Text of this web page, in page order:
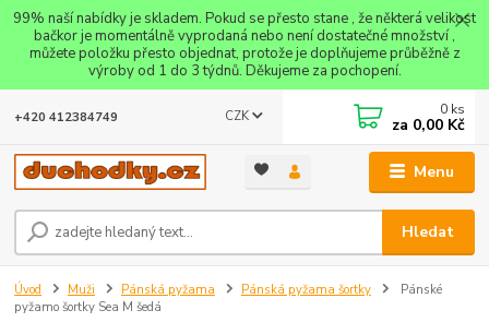
99% naší nabídky je skladem. Pokud se přesto stane , že některá velikost
bačkor je momentálně vyprodaná nebo není dostatečné množství ,
můžete položku přesto objednat, protože je doplňujeme průběžně z
výroby od 1 do 3 týdnů. Děkujeme za pochopení.
Menu
CZK
Hledat
+420 412384749 0 ks
za 0,00 Kč
Úvod Muži Pánská pyžama Pánská pyžama šortky
Pánské
pyžamo šortky Sea M šedá